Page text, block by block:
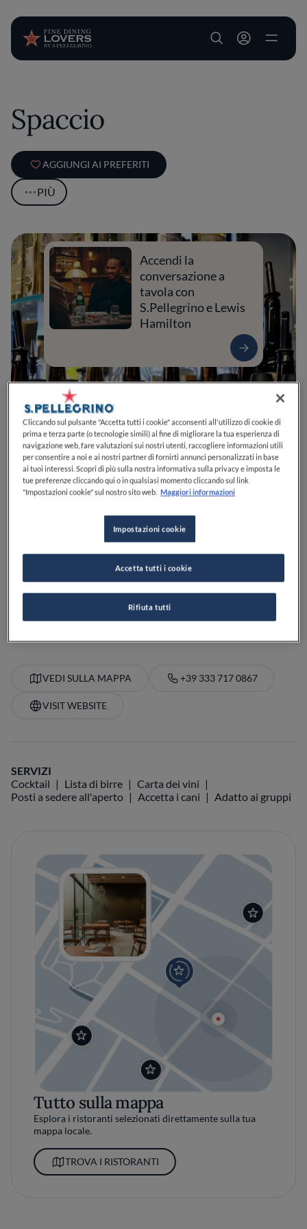
User account
Spaccio
AGGIUNGI AI PREFERITI
PIÙ
0 0 0 0 0
Accendi la
conversazione a
tavola con
S.Pellegrino e Lewis
Hamilton
Via Ottorino Manni, 2560019SenigalliaANItalia
CHIUSO ApreSabato,18:00-03:00 VEDI ORARI
VEDI SULLA MAPPA +39 333 717 0867
VISIT WEBSITE
SERVIZI
Cocktail
Lista di birre
Carta dei vini
Posti a sedere all'aperto
Accetta i cani Adatto ai gruppi
Tutto sulla mappa
Esplora i ristoranti selezionati direttamente sulla tua
mappa locale.
TROVA I RISTORANTI
Cliccando sul pulsante "Accetta tutti i cookie" acconsenti all'utilizzo di cookie di
prima e terza parte (o tecnologie simili) al fine di migliorare la tua esperienza di
navigazione web, fare valutazioni sui nostri utenti, raccogliere informazioni utili
per consentire a noi e ai nostri partner di fornirti annunci personalizzati in base
ai tuoi interessi. Scopri di più sulla nostra informativa sulla privacy e imposta le
tue preferenze cliccando qui o in qualsiasi momento cliccando sul link
"Impostazioni cookie" sul nostro sito web. Maggiori informazioni
Impostazioni cookie
Rifiuta tutti
Accetta tutti i cookie